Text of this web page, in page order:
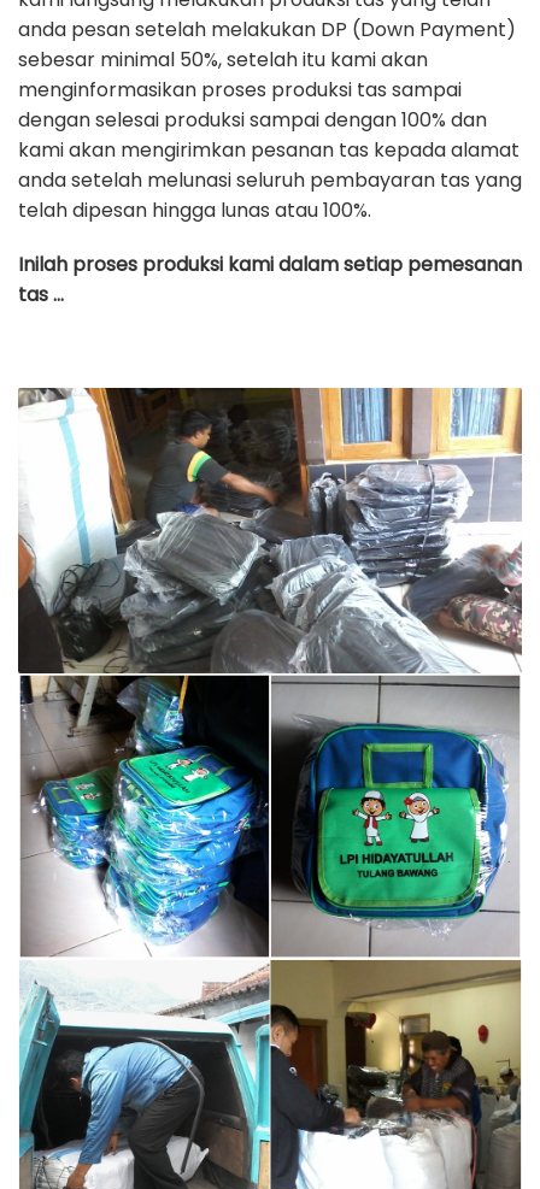
anda pesan setelah melakukan DP (Down Payment)
sebesar minimal 50%, setelah itu kami akan
menginformasikan proses produksi tas sampai
dengan selesai produksi sampai dengan 100% dan
kami akan mengirimkan pesanan tas kepada alamat
anda setelah melunasi seluruh pembayaran tas yang
telah dipesan hingga lunas atau 100%.
Inilah proses produksi kami dalam setiap pemesanan
tas …